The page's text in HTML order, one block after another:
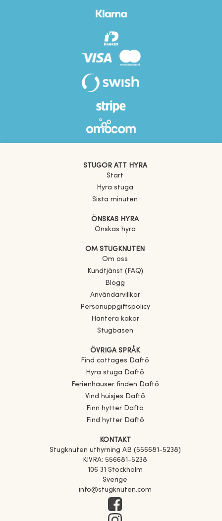
STUGOR ATT HYRA
Start
Hyra stuga
Sista minuten
ÖNSKAS HYRA
Önskas hyra
OM STUGKNUTEN
Om oss
Kundtjänst (FAQ)
Blogg
Användarvillkor
Personuppgiftspolicy
Hantera kakor
Stugbasen
ÖVRIGA SPRÅK
Find cottages
Daftö
Hyra stuga
Daftö
Ferienhäuser finden
Daftö
Vind huisjes
Daftö
Finn hytter Daftö
Find hytter Daftö
KONTAKT
Stugknuten uthyrning AB (556681-5238)
KIVRA: 556681-5238
106 31 Stockholm
Sverige
info@stugknuten.com